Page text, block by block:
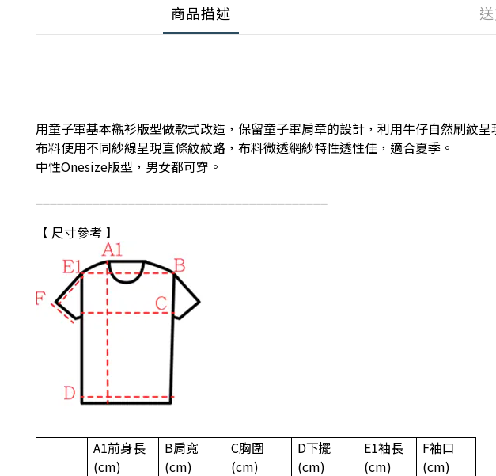
商品描述
用童子軍基本襯衫版型做款式改造， 保留童子軍肩章的設計，利用牛仔自然刷紋呈
布料使用不同紗線呈現直條紋紋路，布料微透網紗特性透性佳，適合夏季。
中性Onesize版型，男女都可穿。
【 尺寸參考 】
A1前身長
(cm)
B肩寬
(cm)
C胸圍
(cm)
D下擺
(cm)
E1袖長
(cm)
F袖口
(cm)